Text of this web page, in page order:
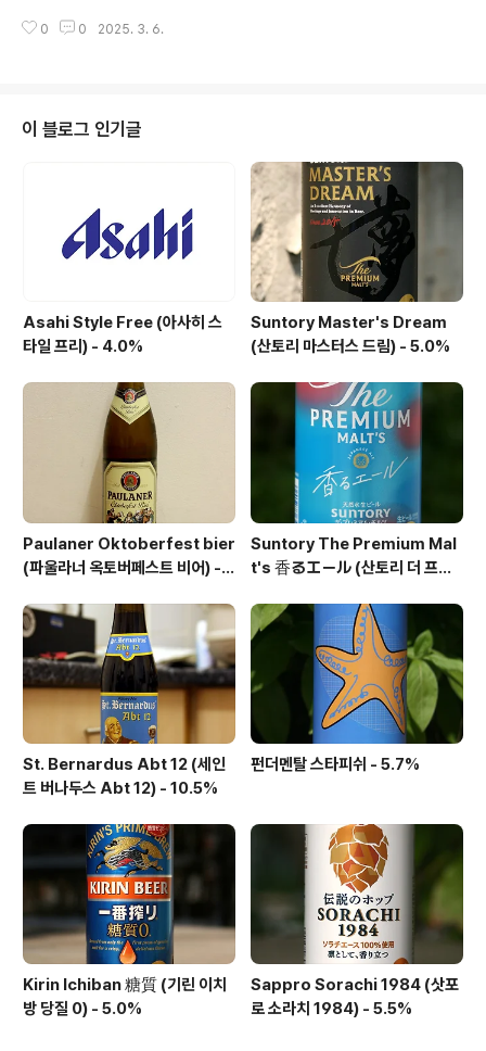
2009.07.30Weihenstephaner Dunkel Weissbier
정 중 여과,필터기가 발달하기 이전에는 효모를 탁월하게
fels SonnenHopfen (가펠 소넨호펜) - 4.7% - 2014.
08.28 독일 쾰른에서 운영중인 쾰쉬 맥주의 본가들 중 하
나인가펠(Gaffel)에서 비스(Wiess)라는 맥주를 내었습
니다. 가펠에서는 본격적으로 맑아지기 이전 형태의 쾰쉬
로서,자연적으로 탁한 맥주를 복원하는 ..
0 0 2025. 3. 6.
이 블로그 인기글
Asahi Style Free (아사히 스
타일 프리) - 4.0%
Suntory Master's Dream
(산토리 마스터스 드림) - 5.0%
Paulaner Oktoberfest bier
(파울라너 옥토버페스트 비어) -
Suntory The Premium Mal
t's 香るエール (산토리 더 프리
St. Bernardus Abt 12 (세인
트 버나두스 Abt 12) - 10.5%
펀더멘탈 스타피쉬 - 5.7%
Kirin Ichiban 糖質 (기린 이치
방 당질 0) - 5.0%
Sappro Sorachi 1984 (삿포
로 소라치 1984) - 5.5%